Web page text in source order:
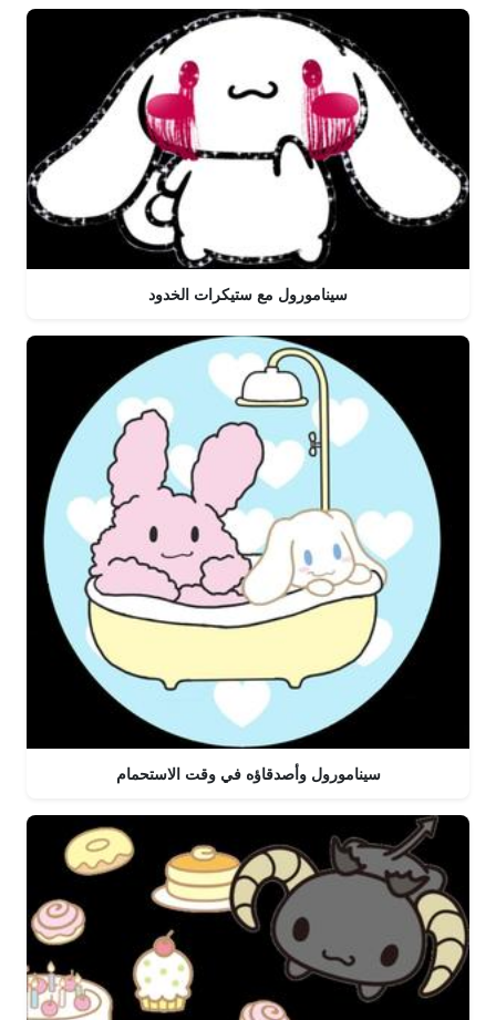
سينامورول مع ستيكرات الخدود
سينامورول وأصدقاؤه في وقت الاستحمام